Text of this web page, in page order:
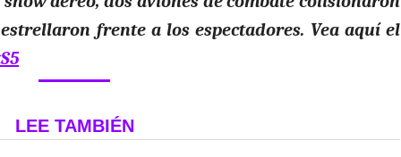
frente a los espectadores. Vea aquí el
LEE TAMBIÉN